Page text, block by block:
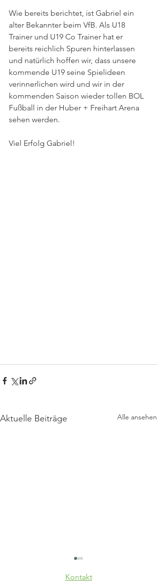
Wie bereits berichtet, ist Gabriel ein
alter Bekannter beim VfB. Als U18
Trainer und U19 Co Trainer hat er
bereits reichlich Spuren hinterlassen
und natürlich hoffen wir, dass unsere
kommende U19 seine Spielideen
verinnerlichen wird und wir in der
kommenden Saison wieder tollen BOL
Fußball in der Huber + Freihart Arena
sehen werden.
Viel Erfolg Gabriel!
Aktuelle Beiträge Alle ansehen
Kontakt